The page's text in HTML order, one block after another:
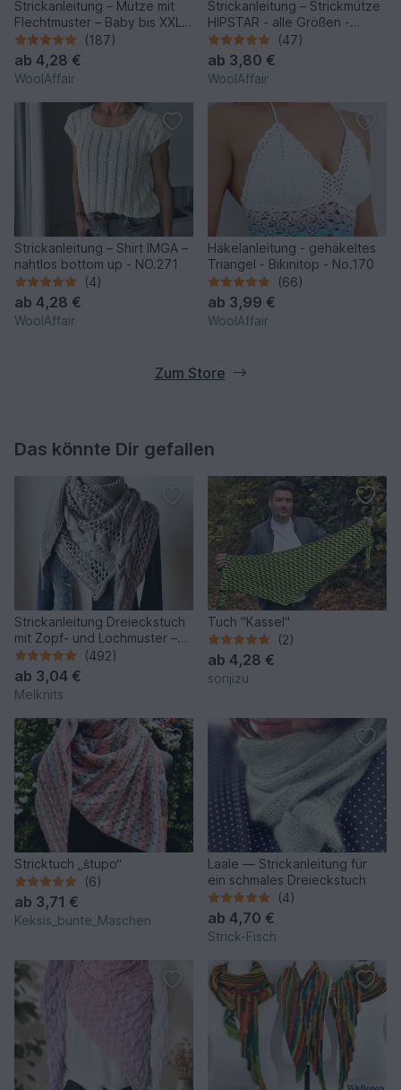
Strickanleitung – Mütze mit
Flechtmuster – Baby bis XXL -
No.153/E
(187)
ab 4,28 €
WoolAffair
Strickanleitung – Strickmütze
HIPSTAR - alle Größen -
unisex - No.255
(47)
ab 3,80 €
WoolAffair
Strickanleitung – Shirt IMGA –
nahtlos bottom up - NO.271
(4)
ab 4,28 €
WoolAffair
Häkelanleitung - gehäkeltes
Triangel - Bikinitop - No.170
(66)
ab 3,99 €
WoolAffair
Zum Store
Das könnte Dir gefallen
Strickanleitung Dreieckstuch
mit Zopf- und Lochmuster –
Cozy Winter(492)
ab 3,04 €
Melknits
Tuch "Kassel"
(2)
ab 4,28 €
sonjizu
Stricktuch „ŝtupo“
(6)
ab 3,71 €
Keksis_bunte_Maschen
Laale — Strickanleitung für
ein schmales Dreieckstuch
(4)
ab 4,70 €
Strick-Fisch